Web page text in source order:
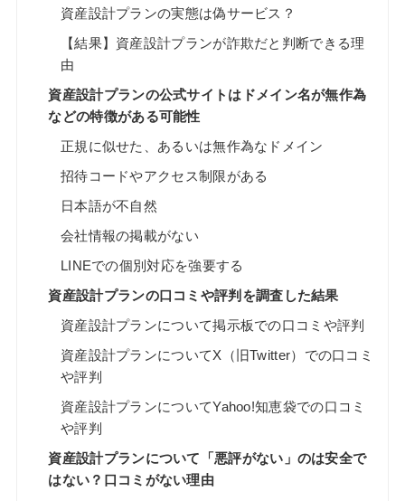
資産設計プランの実態は偽サービス？
【結果】資産設計プランが詐欺だと判断できる理
由
資産設計プランの公式サイトはドメイン名が無作為
などの特徴がある可能性
正規に似せた、あるいは無作為なドメイン
招待コードやアクセス制限がある
日本語が不自然
会社情報の掲載がない
LINEでの個別対応を強要する
資産設計プランの口コミや評判を調査した結果
資産設計プランについて掲示板での口コミや評判
資産設計プランについてX（旧Twitter）での口コミ
や評判
資産設計プランについてYahoo!知恵袋での口コミ
や評判
資産設計プランについて「悪評がない」のは安全で
はない？口コミがない理由